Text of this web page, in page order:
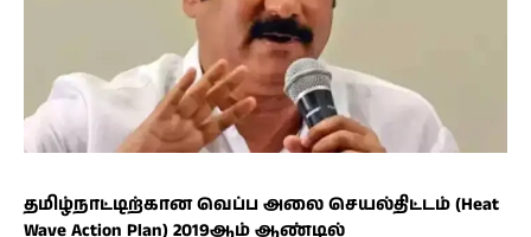
தமிழ்நாட்டிற்கான வெப்ப அலை செயல்திட்டம் (Heat
Wave Action Plan) 2019ஆம் ஆண்டில்